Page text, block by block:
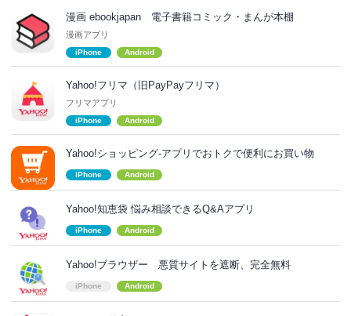
漫画 ebookjapan 電子書籍コミック・まんが本棚
漫画アプリ
iPhone Android
Yahoo!フリマ（旧PayPayフリマ）
フリマアプリ
iPhone Android
Yahoo!ショッピング-アプリでおトクで便利にお買い物
iPhone Android
Yahoo!知恵袋 悩み相談できるQ&Aアプリ
iPhone Android
Yahoo!ブラウザー 悪質サイトを遮断、完全無料
iPhone Android